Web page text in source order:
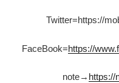
Twitter=https://
FaceBook=https://
note→ https://